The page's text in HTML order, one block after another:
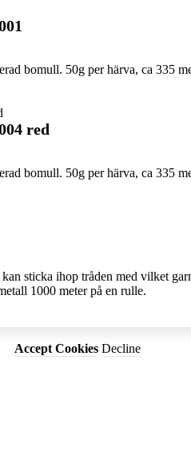
bomull. 50g per härva, ca 335
red
bomull. 50g per härva, ca 335
sticka ihop tråden med vilket
1000 meter på en rulle.
Accept Cookies Decline